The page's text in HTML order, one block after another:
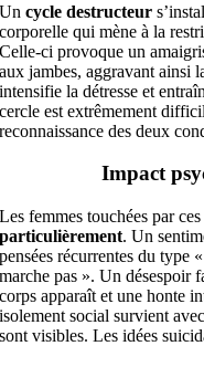
Uncycle destructeur
corporelle qui mène à la
Celle-ci provoque un
aux jambes, aggravant ainsi
intensifie la détresse et
cercle est extrêmement
reconnaissance des deux
Impact
Les femmes touchées par
particulièrement. Un
pensées récurrentes du type
marche pas ». Un désespoir
corps apparaît et une honte
isolement social survient
sont visibles. Les idées